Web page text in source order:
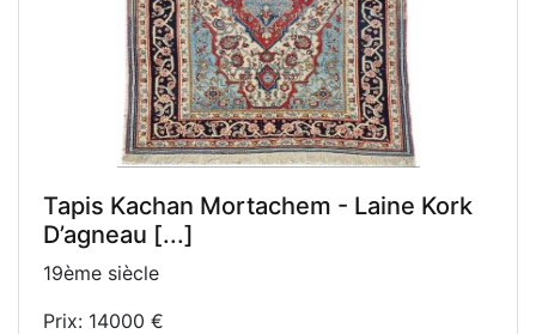
Tapis Kachan Mortachem - Laine Kork
D’agneau [...]
19ème siècle
Prix: 14000 €